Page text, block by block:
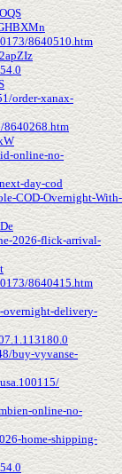
8640510.htm
order-xanax-
8640268.htm
online-no-
day-cod
COD-Overnight-With-
2026-flick-arrival-
8640415.htm
overnight-delivery-
buy-vyvanse-
online-no-
home-shipping-